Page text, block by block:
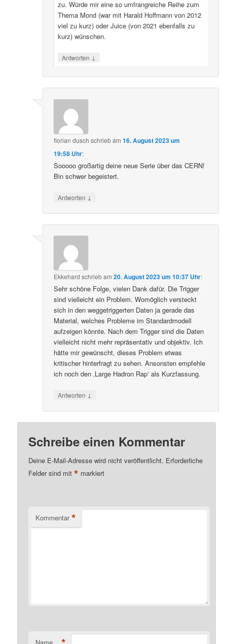
zu. Würde mir eine so umfrangreiche Reihe zum
Thema Mond (war mit Harald Hoffmann von 2012
viel zu kurz) oder Juice (von 2021 ebenfalls zu
kurz) wünschen.
Antworten ↓
florian dusch schriebam16. August 2023 um
19:58 Uhr:
Sooooo großartig deine neue Serie über das CERN!
Bin schwer begeistert.
Antworten ↓
Ekkehard schriebam20. August 2023 um 10:37 Uhr:
Sehr schöne Folge, vielen Dank dafür. Die Trigger
sind vielleicht ein Problem. Womöglich versteckt
sich in den weggetriggerten Daten ja gerade das
Material, welches Probleme im Standardmodell
aufzeigen könnte. Nach dem Trigger sind die Daten
vielleicht nicht mehr repräsentativ und objektiv. Ich
hätte mir gewünscht, dieses Problem etwas
kritischer hinterfragt zu sehen. Ansonsten empfehle
ich noch den ‚Large Hadron Rap‘ als Kurzfassung.
Antworten ↓
Schreibe einen Kommentar
Deine E-Mail-Adresse wird nicht veröffentlicht. Erforderliche
Felder sind mit* markiert
Kommentar *
Name